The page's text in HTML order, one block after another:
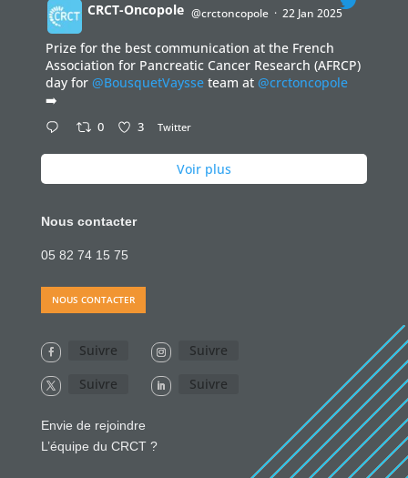
;
CRCT-Oncopole @crctoncopole · 22 Jan 2025
Prize for the best communication at the French
Association for Pancreatic Cancer Research (AFRCP)
day for @BousquetVaysseteam at @crctoncopole
➡️
0 3 Twitter
Voir plus
Nous contacter
05 82 74 15 75
NOUS CONTACTER
Suivre
Suivre
Suivre
Suivre
Envie de rejoindre
L’équipe du CRCT ?